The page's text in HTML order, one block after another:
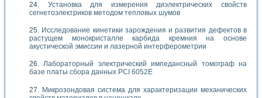
Установка для измерения диэлектрических свойств
сегнетоэлектриков методом тепловых шумов
Исследование кинетики зарождения и развития дефектов в
растущем монокристалле карбида кремния на основе
акустической эмиссии и лазерной интерферометрии
Лабораторный электрический импедансный томограф на
базе платы сбора данных PCI 6052E
Микрозондовая система для характеризации механических